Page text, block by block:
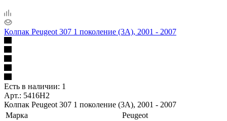
Колпак Peugeot 307 1 поколение (3A), 2001 - 2007
Есть в наличии: 1
Арт.: 5416H2
Колпак Peugeot 307 1 поколение (3A), 2001 - 2007
Марка
Peugeot